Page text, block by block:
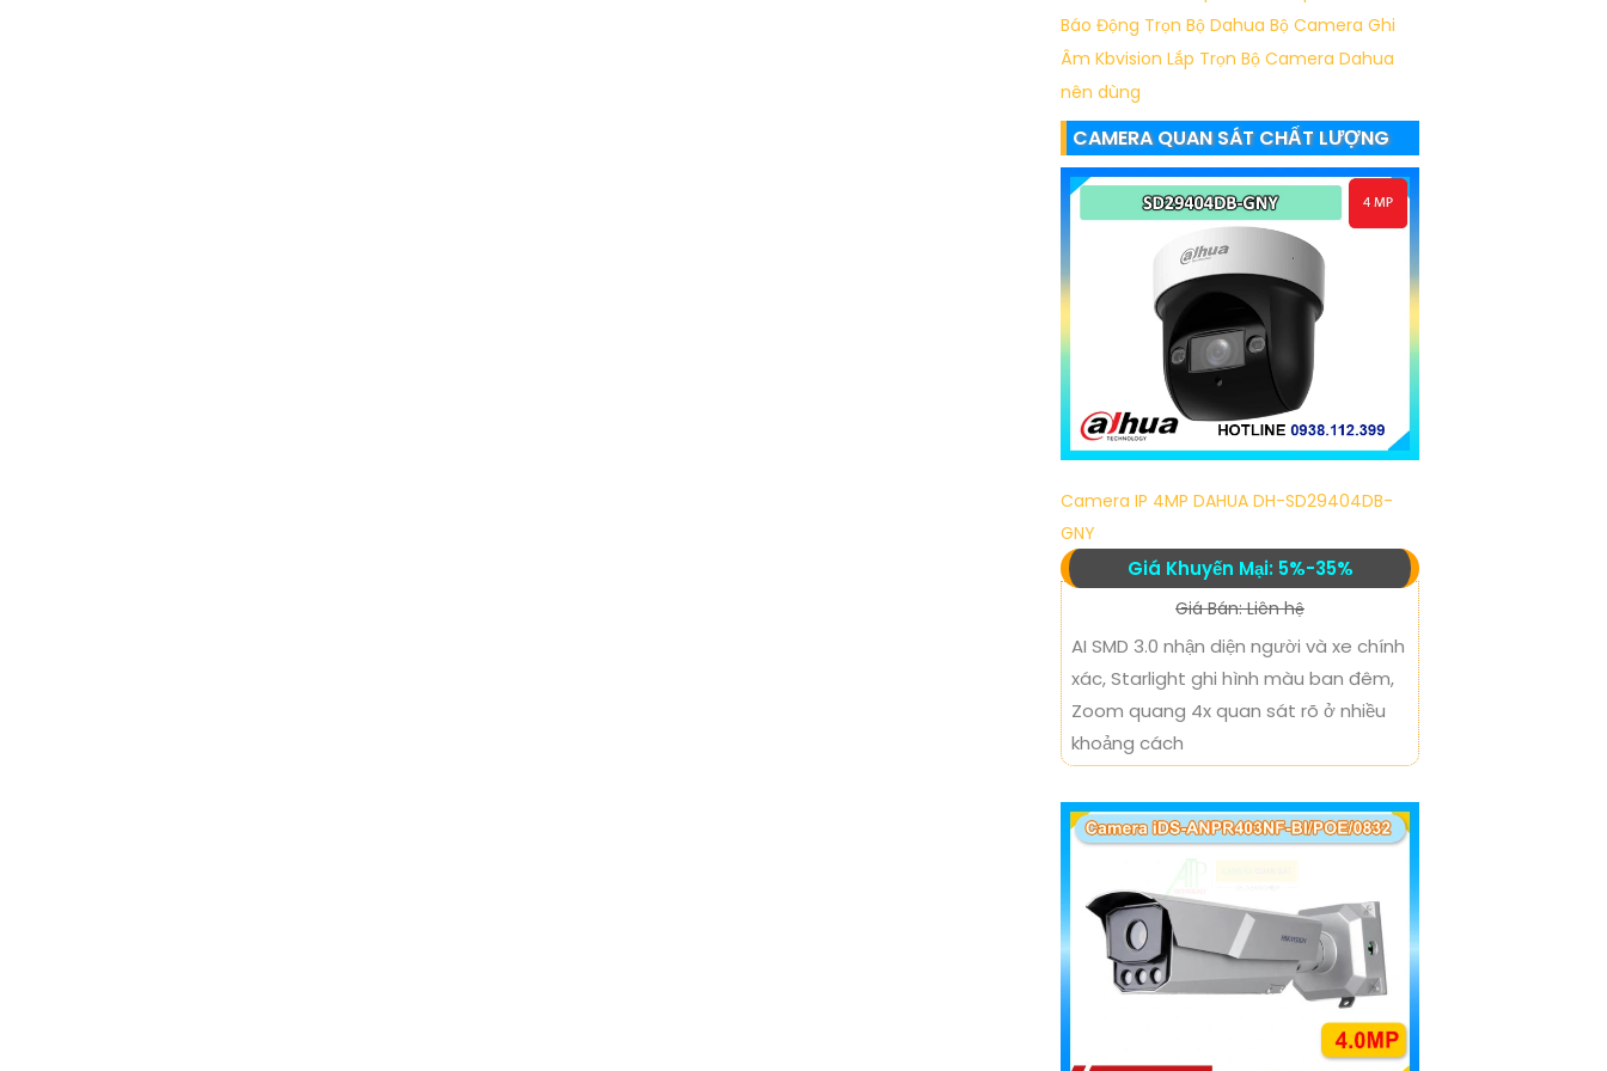
Báo Động Trọn Bộ Dahua Bộ Camera Ghi
Âm Kbvision Lắp Trọn Bộ Camera Dahua
nên dùng
CAMERA QUAN SÁT CHẤT LƯỢNG
Camera IP 4MP DAHUA DH-SD29404DB-
GNY
Giá Khuyến Mại: 5%-35%
Giá Bán: Liên hệ
AI SMD 3.0 nhận diện người và xe chính
xác, Starlight ghi hình màu ban đêm,
Zoom quang 4x quan sát rõ ở nhiều
khoảng cách